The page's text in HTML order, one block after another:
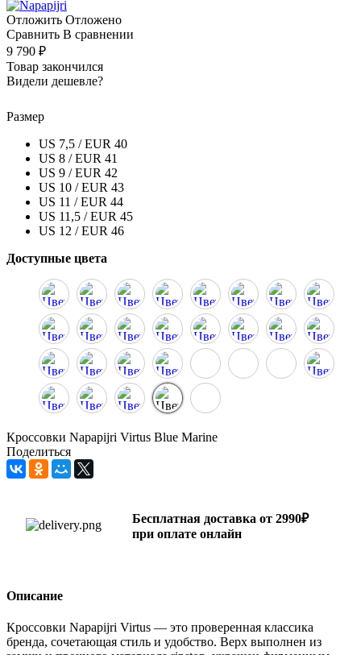
Отложить Отложено
Сравнить В сравнении
9 790 ₽
Товар закончился
Видели дешевле?
Размер
US 7,5 / EUR 40
US 8 / EUR 41
US 9 / EUR 42
US 10 / EUR 43
US 11 / EUR 44
US 11,5 / EUR 45
US 12 / EUR 46
Доступные цвета
Кроссовки Napapijri Virtus Blue Marine
Поделиться
Бесплатная доставка от 2990₽
при оплате онлайн
Описание
Кроссовки Napapijri Virtus — это проверенная классика
бренда, сочетающая стиль и удобство. Верх выполнен из